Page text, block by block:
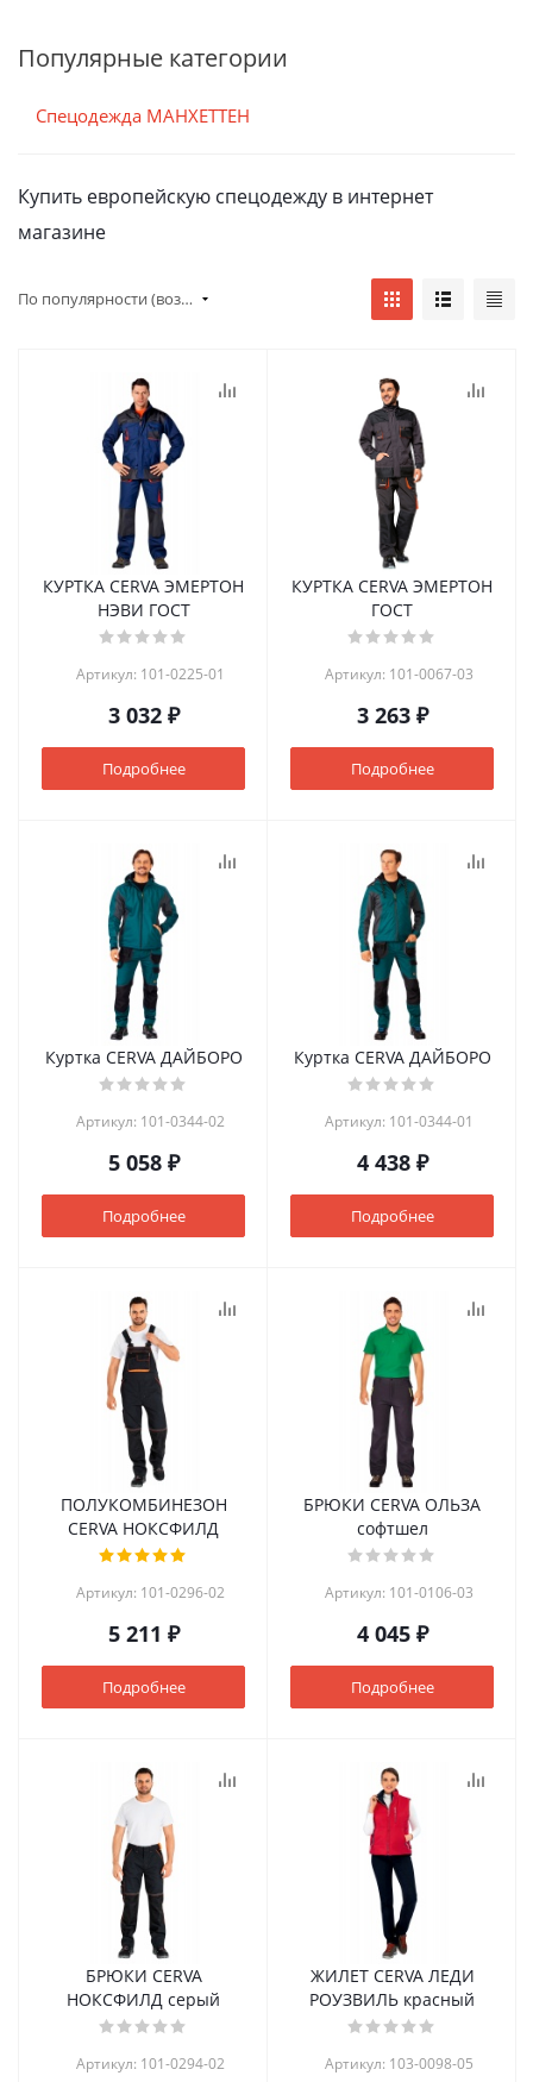
Популярные категории
Спецодежда МАНХЕТТЕН
Купить европейскую спецодежду в интернет
магазине
По популярности (возрастание)
КУРТКА CERVA ЭМЕРТОН
НЭВИ ГОСТ
Артикул: 101-0225-01
3 032 ₽
Подробнее
КУРТКА CERVA ЭМЕРТОН
ГOСТ
Артикул: 101-0067-03
3 263 ₽
Подробнее
Куртка CERVA ДАЙБОРО
Артикул: 101-0344-02
5 058 ₽
Подробнее
Куртка CERVA ДАЙБОРО
Артикул: 101-0344-01
4 438 ₽
Подробнее
ПОЛУКОМБИНЕЗОН
CERVA НОКСФИЛД
Артикул: 101-0296-02
5 211 ₽
Подробнее
БРЮКИ CERVA ОЛЬЗА
софтшел
Артикул: 101-0106-03
4 045 ₽
Подробнее
БРЮКИ CERVA
НОКСФИЛД серый
Артикул: 101-0294-02
ЖИЛЕТ CERVA ЛЕДИ
РОУЗВИЛЬ красный
Артикул: 103-0098-05